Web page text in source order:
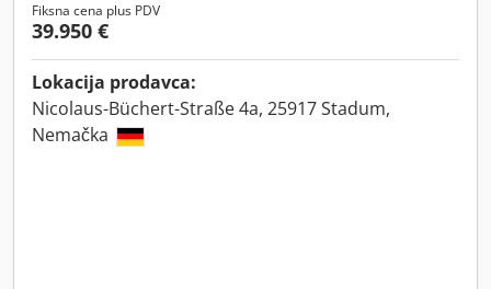
Fiksna cena plus PDV
39.950 €
Lokacija prodavca:
Nicolaus-Büchert-Straße 4a, 25917 Stadum,
Nemačka